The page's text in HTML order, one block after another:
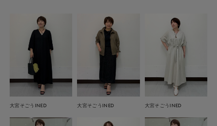
大宮そごうINED 大宮そごうINED 大宮そごうINED